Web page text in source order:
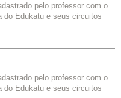
pelo professor com o
do Edukatu e seus circuitos
pelo professor com o
do Edukatu e seus circuitos